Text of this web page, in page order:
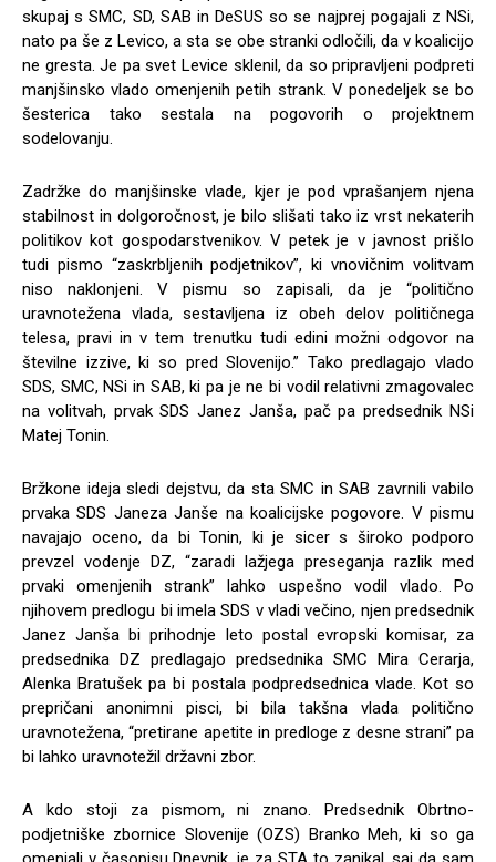
skupaj s SMC, SD, SAB in DeSUS so se najprej pogajali z NSi,
nato pa še z Levico, a sta se obe stranki odločili, da v koalicijo
ne gresta. Je pa svet Levice sklenil, da so pripravljeni podpreti
manjšinsko vlado omenjenih petih strank. V ponedeljek se bo
šesterica tako sestala na pogovorih o projektnem
sodelovanju.
Zadržke do manjšinske vlade, kjer je pod vprašanjem njena
stabilnost in dolgoročnost, je bilo slišati tako iz vrst nekaterih
politikov kot gospodarstvenikov. V petek je v javnost prišlo
tudi pismo “zaskrbljenih podjetnikov”, ki vnovičnim volitvam
niso naklonjeni. V pismu so zapisali, da je “politično
uravnotežena vlada, sestavljena iz obeh delov političnega
telesa, pravi in v tem trenutku tudi edini možni odgovor na
številne izzive, ki so pred Slovenijo.” Tako predlagajo vlado
SDS, SMC, NSi in SAB, ki pa je ne bi vodil relativni zmagovalec
na volitvah, prvak SDS Janez Janša, pač pa predsednik NSi
Matej Tonin.
Bržkone ideja sledi dejstvu, da sta SMC in SAB zavrnili vabilo
prvaka SDS Janeza Janše na koalicijske pogovore. V pismu
navajajo oceno, da bi Tonin, ki je sicer s široko podporo
prevzel vodenje DZ, “zaradi lažjega preseganja razlik med
prvaki omenjenih strank” lahko uspešno vodil vlado. Po
njihovem predlogu bi imela SDS v vladi večino, njen predsednik
Janez Janša bi prihodnje leto postal evropski komisar, za
predsednika DZ predlagajo predsednika SMC Mira Cerarja,
Alenka Bratušek pa bi postala podpredsednica vlade. Kot so
prepričani anonimni pisci, bi bila takšna vlada politično
uravnotežena, “pretirane apetite in predloge z desne strani” pa
bi lahko uravnotežil državni zbor.
A kdo stoji za pismom, ni znano. Predsednik Obrtno-
podjetniške zbornice Slovenije (OZS) Branko Meh, ki so ga